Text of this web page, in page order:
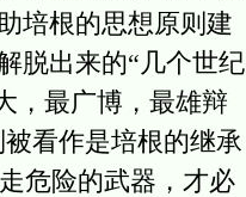
培根的思想原则建
脱出来的“几个世纪
，最广博，最雄辩
看作是培根的继承
危险的武器，才必